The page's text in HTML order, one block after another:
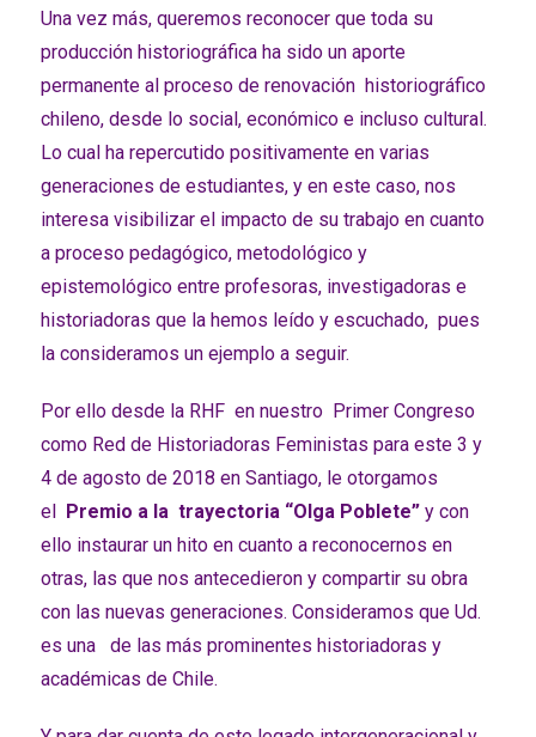
Una vez más, queremos reconocer que toda su
producción historiográfica ha sido un aporte
permanente al proceso de renovación historiográfico
chileno, desde lo social, económico e incluso cultural.
Lo cual ha repercutido positivamente en varias
generaciones de estudiantes, y en este caso, nos
interesa visibilizar el impacto de su trabajo en cuanto
a proceso pedagógico, metodológico y
epistemológico entre profesoras, investigadoras e
historiadoras que la hemos leído y escuchado, pues
la consideramos un ejemplo a seguir.
Por ello desde la RHF en nuestro Primer Congreso
como Red de Historiadoras Feministas para este 3 y
4 de agosto de 2018 en Santiago, le otorgamos
el Premio a la trayectoria “Olga Poblete”y con
ello instaurar un hito en cuanto a reconocernos en
otras, las que nos antecedieron y compartir su obra
con las nuevas generaciones. Consideramos que Ud.
es una de las más prominentes historiadoras y
académicas de Chile.